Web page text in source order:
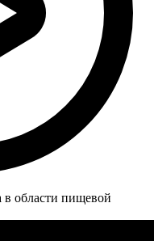
в области пищевой